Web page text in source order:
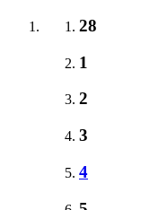
28
1
2
3
4